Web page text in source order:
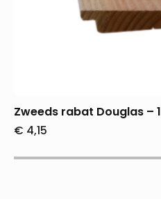
Zweeds rabat Douglas –
€ 4,15